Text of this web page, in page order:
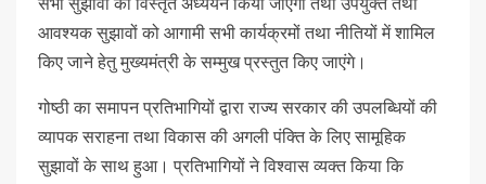
आवश्यक सुझावों को आगामी सभी कार्यक्रमों तथा नीतियों में शामिल
किए जाने हेतु मुख्यमंत्री के सम्मुख प्रस्तुत किए जाएंगे।
गोष्ठी का समापन प्रतिभागियों द्वारा राज्य सरकार की उपलब्धियों की
व्यापक सराहना तथा विकास की अगली पंक्ति के लिए सामूहिक
सुझावों के साथ हुआ। प्रतिभागियों ने विश्वास व्यक्त किया कि